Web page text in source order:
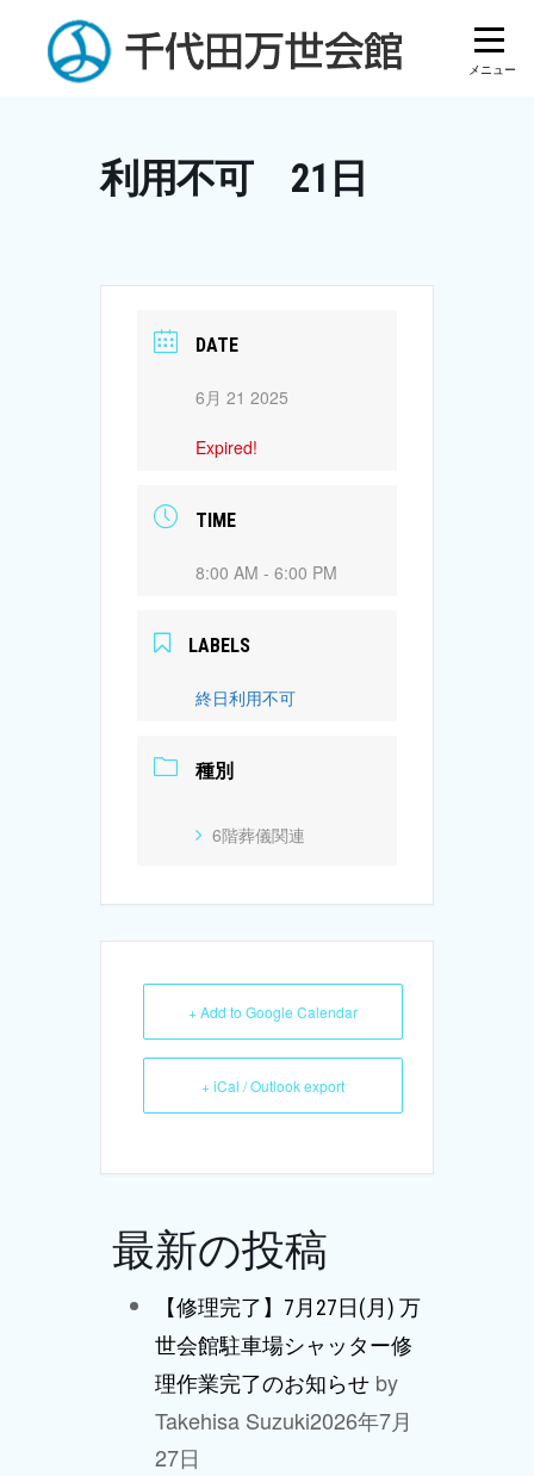
content
利用不可 21日
DATE
6月 21 2025
Expired!
TIME
8:00 AM - 6:00 PM
LABELS
終日利用不可
種別
6階葬儀関連
+ Add to Google Calendar
+ iCal / Outlook export
最新の投稿
【修理完了】7月27日(月) 万
世会館駐車場シャッター修
理作業完了のお知らせ by
Takehisa Suzuki2026年7月
27日